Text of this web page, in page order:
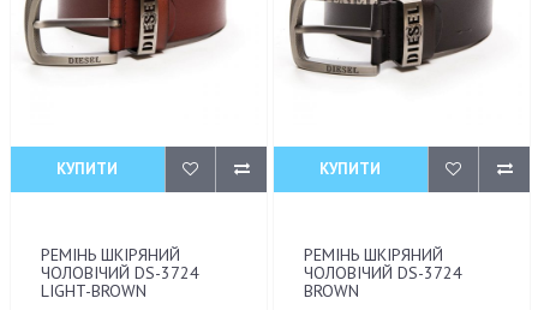
КУПИТИ
РЕМІНЬ ШКІРЯНИЙ
ЧОЛОВІЧИЙ DS-3724
LIGHT-BROWN
КУПИТИ
РЕМІНЬ ШКІРЯНИЙ
ЧОЛОВІЧИЙ DS-3724
BROWN